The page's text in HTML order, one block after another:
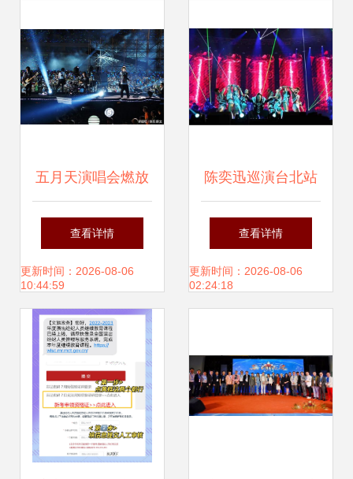
五月天演唱会燃放
烟火意外，粉丝受
伤引发关注
查看详情
更新时间：2026-08-06
10:44:59
陈奕迅巡演台北站
最终场完美落幕 一
场视听盛宴的告别
查看详情
更新时间：2026-08-06
02:24:18